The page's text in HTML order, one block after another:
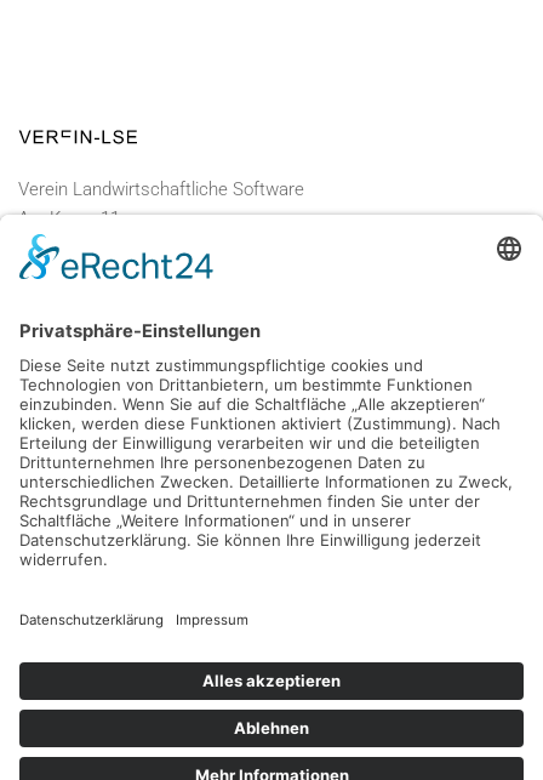
Verein Landwirtschaftliche Software
Am Kamp 11
D - 24783 Osterrönfeld
PRODUKT
Pro-feed 5.1
Preise
Shop
Kontakt
Support
Mein Konto
KONTAKT
info@verein-lse.de
+49 0173 60 87 84 3
Verein-LSE. All rights reserved.
Impressum|Datenschutz| Powered byGeoffrey.de.